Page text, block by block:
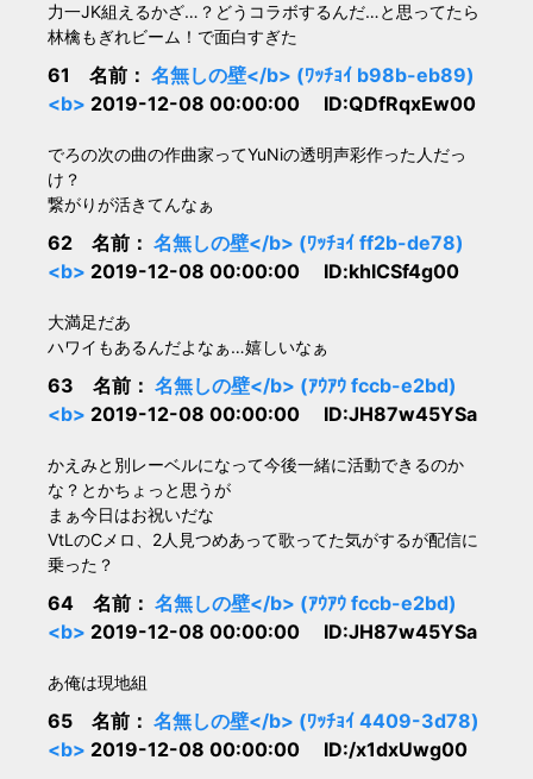
力一JK組えるかざ…？どうコラボするんだ…と思ってたら
林檎もぎれビーム！で面白すぎた
61 名前： 名無しの壁</b> (ﾜｯﾁｮｲ b98b-eb89)
<b> 2019-12-08 00:00:00 ID:QDfRqxEw00
でろの次の曲の作曲家ってYuNiの透明声彩作った人だっ
け？
繋がりが活きてんなぁ
62 名前： 名無しの壁</b> (ﾜｯﾁｮｲ ff2b-de78)
<b> 2019-12-08 00:00:00 ID:khlCSf4g00
大満足だあ
ハワイもあるんだよなぁ…嬉しいなぁ
63 名前： 名無しの壁</b> (ｱｳｱｳ fccb-e2bd)
<b> 2019-12-08 00:00:00 ID:JH87w45YSa
かえみと別レーベルになって今後一緒に活動できるのか
な？とかちょっと思うが
まぁ今日はお祝いだな
VtLのCメロ、2人見つめあって歌ってた気がするが配信に
乗った？
64 名前： 名無しの壁</b> (ｱｳｱｳ fccb-e2bd)
<b> 2019-12-08 00:00:00 ID:JH87w45YSa
あ俺は現地組
65 名前： 名無しの壁</b> (ﾜｯﾁｮｲ 4409-3d78)
<b> 2019-12-08 00:00:00 ID:/x1dxUwg00